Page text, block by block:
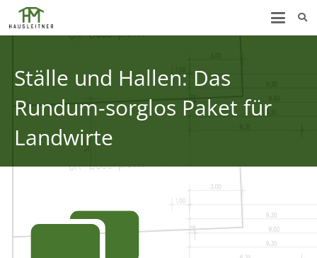
Ställe und Hallen: Das
Rundum-sorglos Paket für
Landwirte